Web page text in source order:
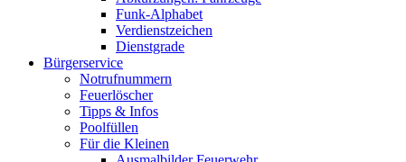
Funk-Alphabet
Verdienstzeichen
Dienstgrade
Bürgerservice
Notrufnummern
Feuerlöscher
Tipps & Infos
Poolfüllen
Für die Kleinen